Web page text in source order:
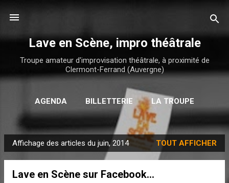
Lave en Scène, impro théâtrale
Troupe amateur d'improvisation théâtrale, à proximité de
Clermont-Ferrand (Auvergne)
AGENDA BILLETTERIE LA TROUPE
CONTACT
A
r
Affichage des articles du juin, 2014 TOUT AFFICHER
Lave en Scène sur Facebook...